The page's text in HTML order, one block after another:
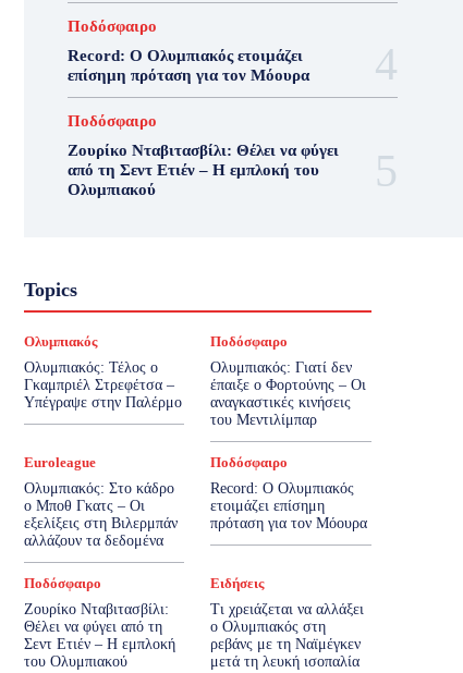
Ποδόσφαιρο
Record: Ο Ολυμπιακός ετοιμάζει
επίσημη πρόταση για τον Μόουρα
Ποδόσφαιρο
Ζουρίκο Νταβιτασβίλι: Θέλει να φύγει
από τη Σεντ Ετιέν – Η εμπλοκή του
Ολυμπιακού
Topics
Ολυμπιακός
Ολυμπιακός: Τέλος ο
Γκαμπριέλ Στρεφέτσα –
Υπέγραψε στην Παλέρμο
Ποδόσφαιρο
Ολυμπιακός: Γιατί δεν
έπαιξε ο Φορτούνης – Οι
αναγκαστικές κινήσεις
του Μεντιλίμπαρ
Euroleague
Ολυμπιακός: Στο κάδρο
ο Μποθ Γκατς – Οι
εξελίξεις στη Βιλερμπάν
αλλάζουν τα δεδομένα
Ποδόσφαιρο
Record: Ο Ολυμπιακός
ετοιμάζει επίσημη
πρόταση για τον Μόουρα
Ποδόσφαιρο
Ζουρίκο Νταβιτασβίλι:
Θέλει να φύγει από τη
Σεντ Ετιέν – Η εμπλοκή
του Ολυμπιακού
Ειδήσεις
Τι χρειάζεται να αλλάξει
ο Ολυμπιακός στη
ρεβάνς με τη Ναϊμέγκεν
μετά τη λευκή ισοπαλία